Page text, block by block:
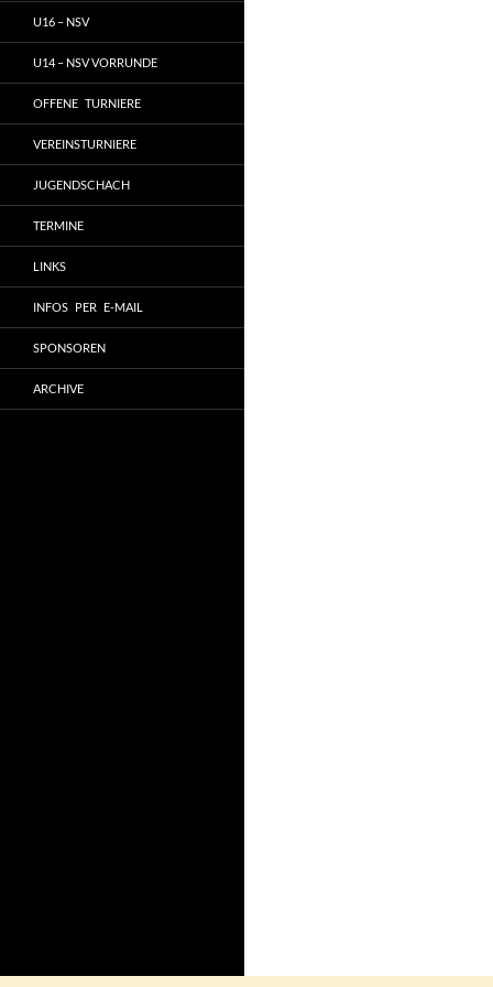
U16 – NSV
U14 – NSV VORRUNDE
OFFENE TURNIERE
VEREINSTURNIERE
JUGENDSCHACH
TERMINE
LINKS
INFOS PER E-MAIL
SPONSOREN
ARCHIVE